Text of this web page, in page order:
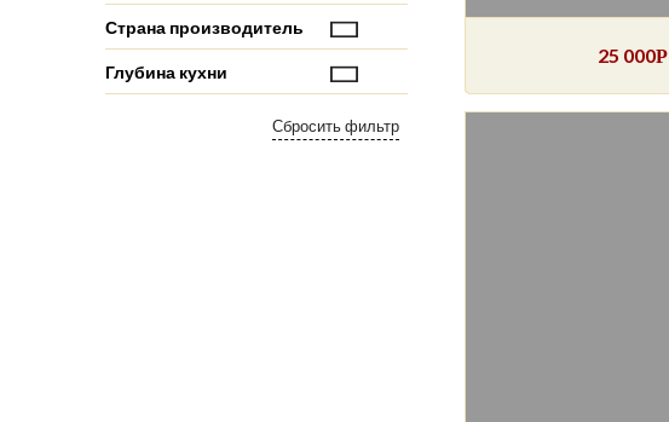
25 000Р
Страна производитель
Глубина кухни